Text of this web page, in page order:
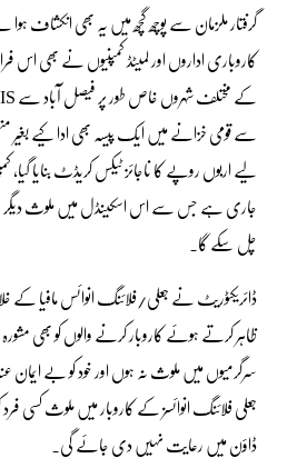
گرفتار ملزمان سے پوچھ گچھ میں یہ بھی
کاروباری اداروں اور لمیٹڈ کمپنیوں نے بھی اس
سے قومی خزانے میں ایک پیسہ بھی ادا کیے
لیے اربوں روپے کا ناجائز ٹیکس کریڈٹ بنایا گیا،
جاری ہے جس سے اس اسکینڈل میں ملوث دیگر
چل سکے گا۔
ڈائریکٹوریٹ نے جعلی/فلائنگ انوائس مافیا کے
ظاہر کرتے ہوئے کاروبار کرنے والوں کو بھی
سرگرمیوں میں ملوث نہ ہوں اور خود کو بے ایمان
جعلی فلائنگ انوائسز کے کاروبار میں ملوث کسی
ڈاؤن میں رعایت نہیں دی جائے گی۔